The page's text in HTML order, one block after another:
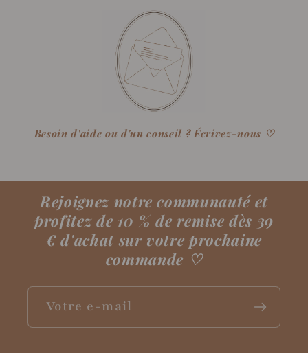
Besoin d'aide ou d'un conseil ? Écrivez-nous ♡
Rejoignez notre communauté et
profitez de 10 % de remise dès 39
€ d'achat sur votre prochaine
commande ♡
Votre e-mail